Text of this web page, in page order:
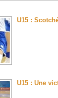
U15 :
U15 : Une